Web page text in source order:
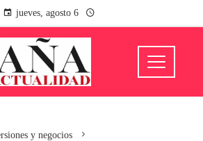
jueves, agosto 6
y negocios